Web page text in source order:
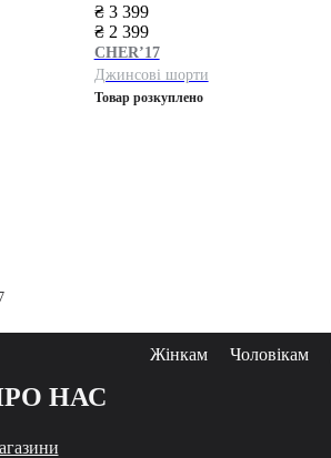
₴ 3 399
₴ 2 399
CHER’17
Джинсові шорти
Товар розкуплено
Жінкам Чоловікам
НАС